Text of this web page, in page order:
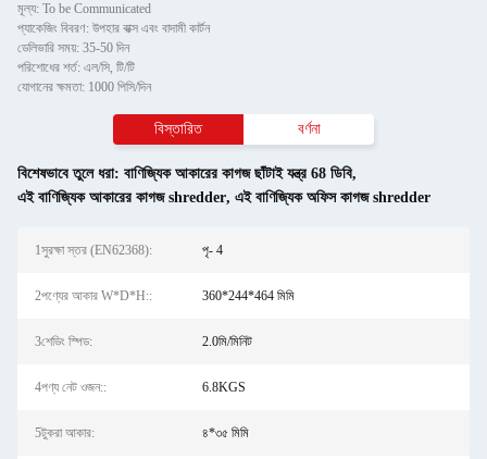
মূল্য: To be Communicated
প্যাকেজিং বিবরণ: উপহার বাক্স এবং বাদামী কার্টন
ডেলিভারি সময়: 35-50 দিন
পরিশোধের শর্ত: এল/সি, টি/টি
যোগানের ক্ষমতা: 1000 পিসি/দিন
বিস্তারিত বর্ণনা
বিশেষভাবে তুলে ধরা: বাণিজ্যিক আকারের কাগজ ছাঁটাই যন্ত্র 68 ডিবি,
এই বাণিজ্যিক আকারের কাগজ shredder, এই বাণিজ্যিক অফিস কাগজ shredder
1সুরক্ষা স্তর (EN62368): পৃ- 4
2পণ্যের আকার W*D*H:: 360*244*464 মিমি
3শেডিং স্পিড: 2.0মি/মিনিট
4পণ্য নেট ওজন:: 6.8KGS
5টুকরা আকার: ৪*৩৫ মিমি